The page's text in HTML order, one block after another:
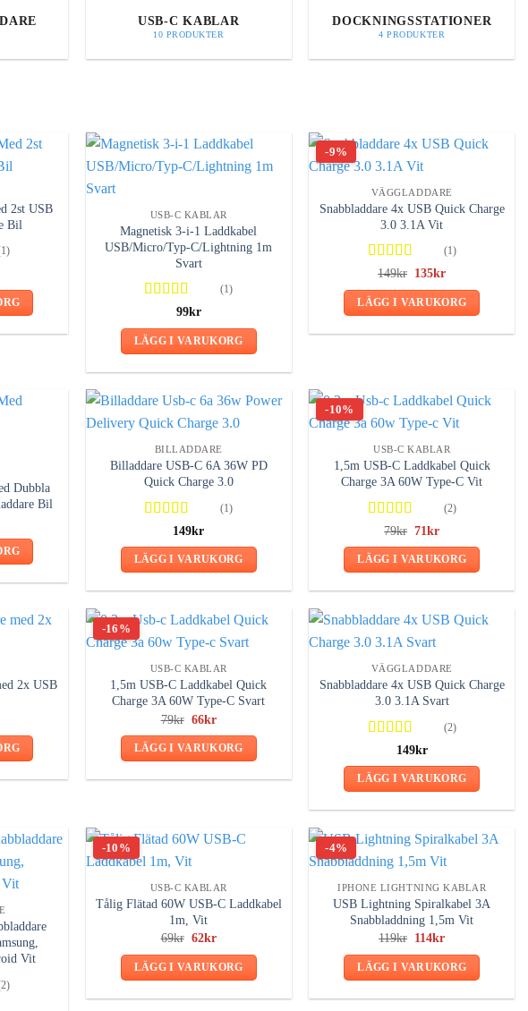
USB-C KABLAR
10 PRODUKTER
DOCKNINGSSTATIONER
4 PRODUKTER
2st USB
Bil
USB-C KABLAR
Magnetisk 3-i-1 Laddkabel
USB/Micro/Typ-C/Lightning 1m
Svart
Betygsatt
(1)
99kr
LÄGG I VARUKORG
-9%
VÄGGLADDARE
Snabbladdare 4x USB Quick Charge
3.0 3.1A Vit
Betygsatt
(1)
149kr Det
priset
var:
135krDet
priset
är:
LÄGG I VARUKORG
Dubbla
Bil
BILLADDARE
Billaddare USB-C 6A 36W PD
Quick Charge 3.0
Betygsatt
4.00av 5
(1)
149kr
LÄGG I VARUKORG
-10%
USB-C KABLAR
1,5m USB-C Laddkabel Quick
Charge 3A 60W Type-C Vit
Betygsatt
5.00av 5
(2)
79kr Det
priset
var:
71krDet
priset
är:
LÄGG I VARUKORG
2x USB
-16%
USB-C KABLAR
1,5m USB-C Laddkabel Quick
Charge 3A 60W Type-C Svart
79kr Det
priset
var:
66krDet
priset
är:
LÄGG I VARUKORG
VÄGGLADDARE
Snabbladdare 4x USB Quick Charge
3.0 3.1A Svart
Betygsatt
4.50av 5
(2)
149kr
LÄGG I VARUKORG
Vit
-10%
USB-C KABLAR
Tålig Flätad 60W USB-C Laddkabel
1m, Vit
69kr Det
priset
var:
62krDet
priset
är:
LÄGG I VARUKORG
-4%
IPHONE LIGHTNING KABLAR
USB Lightning Spiralkabel 3A
Snabbladdning 1,5m Vit
119kr Det
priset
var:
114krDet
priset
är:
LÄGG I VARUKORG